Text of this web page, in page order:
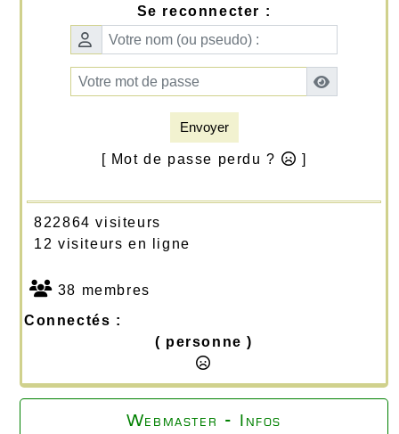
Se reconnecter :
Envoyer
[ Mot de passe perdu ? ]
822864 visiteurs
12 visiteurs en ligne
38 membres
Connectés :
( personne )
Webmaster - Infos